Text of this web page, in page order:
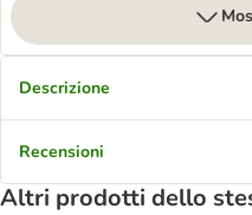
Descrizione
Recensioni
Altri prodotti dello